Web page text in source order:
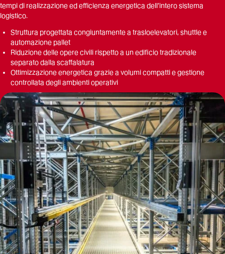
tempi di realizzazione ed efficienza energetica dell’intero sistema
logistico.
Struttura progettata congiuntamente a trasloelevatori, shuttle e
automazione pallet
Riduzione delle opere civili rispetto a un edificio tradizionale
separato dalla scaffalatura
Ottimizzazione energetica grazie a volumi compatti e gestione
controllata degli ambienti operativi